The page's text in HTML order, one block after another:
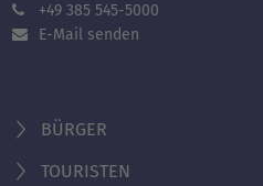
+49 385 545-5000
E-Mail senden
BÜRGER
TOURISTEN